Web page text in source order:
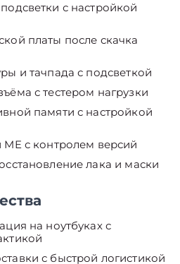
с настройкой
платы после скачка
и тачпада с подсветкой
с тестером нагрузки
памяти с настройкой
с контролем версий
лака и маски
на ноутбуках с
с быстрой логистикой